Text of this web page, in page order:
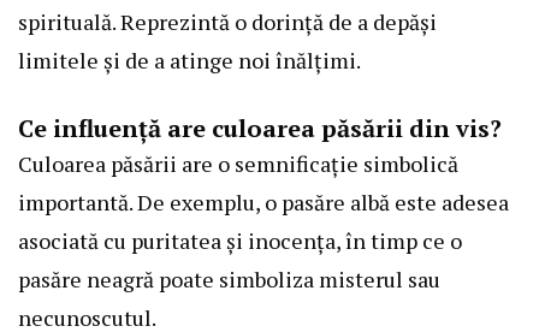
spirituală. Reprezintă o dorință de a depăși
limitele și de a atinge noi înălțimi.
Ce influență are culoarea păsării din vis?
Culoarea păsării are o semnificație simbolică
importantă. De exemplu, o pasăre albă este adesea
asociată cu puritatea și inocența, în timp ce o
pasăre neagră poate simboliza misterul sau
necunoscutul.